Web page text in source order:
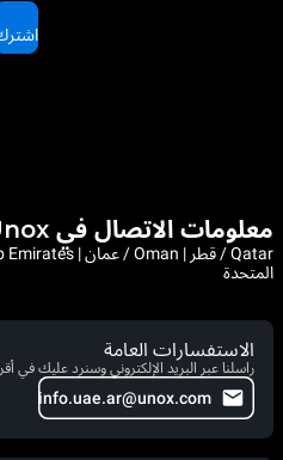
معلومات الاتصال في Unox الشرق الأوسط
المتحدة
الاستفسارات العامة
راسلنا عبر البريد الإلكتروني وسنرد عليك
info.uae.ar@unox.com